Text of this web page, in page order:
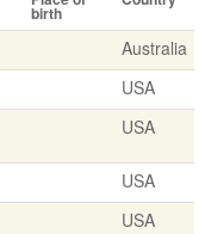
birth
Australia
USA
USA
USA
USA